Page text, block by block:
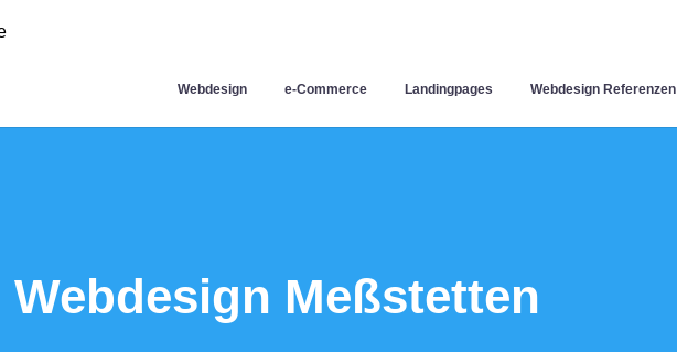
Webdesign e-Commerce Landingpages Webdesign Referenzen
Webdesign Meßstetten